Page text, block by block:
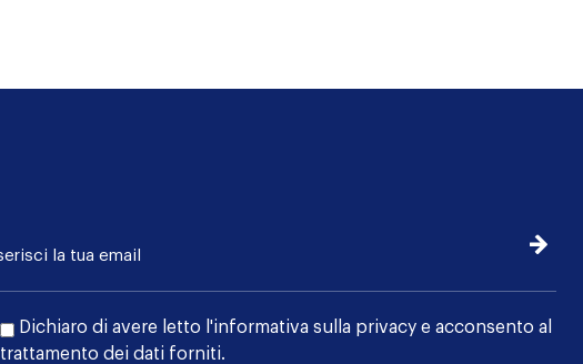
Dichiaro di avere letto l'informativa sulla privacy e acconsento al
trattamento dei dati forniti.
Iscrivi